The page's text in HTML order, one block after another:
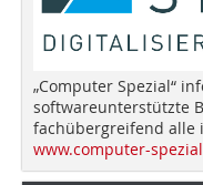
„Computer Spezial“
softwareunterstützte
fachübergreifend alle
www.computer-